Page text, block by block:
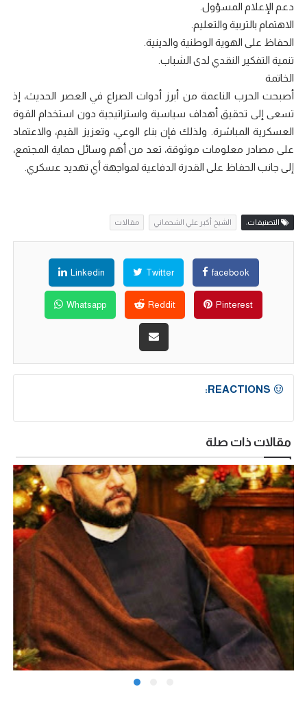
دعم الإعلام المسؤول.
الاهتمام بالتربية والتعليم.
الحفاظ على الهوية الوطنية والدينية.
تنمية التفكير النقدي لدى الشباب.
الخاتمة
أصبحت الحرب الناعمة من أبرز أدوات الصراع في العصر الحديث، إذ
تسعى إلى تحقيق أهداف سياسية واستراتيجية دون استخدام القوة
العسكرية المباشرة. ولذلك فإن بناء الوعي، وتعزيز القيم، والاعتماد
على مصادر معلومات موثوقة، تعد من أهم وسائل حماية المجتمع،
إلى جانب الحفاظ على القدرة الدفاعية لمواجهة أي تهديد عسكري.
التصنيفات: الشيخ أكبر علي الشحماني مقالات
facebook
Twitter
Linkedin
Pinterest
Reddit
Whatsapp
REACTIONS:
مقالات ذات صلة